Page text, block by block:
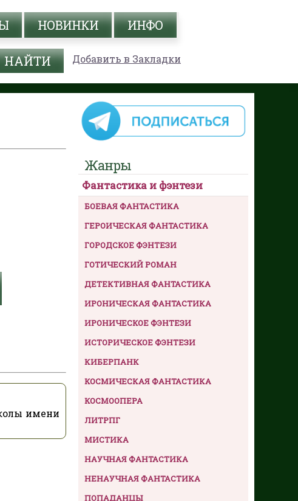
НОВИНКИ ИНФО
Добавить в Закладки
имени
Жанры
Фантастика и фэнтези
БОЕВАЯ ФАНТАСТИКА
ГЕРОИЧЕСКАЯ ФАНТАСТИКА
ГОРОДСКОЕ ФЭНТЕЗИ
ГОТИЧЕСКИЙ РОМАН
ДЕТЕКТИВНАЯ ФАНТАСТИКА
ИРОНИЧЕСКАЯ ФАНТАСТИКА
ИРОНИЧЕСКОЕ ФЭНТЕЗИ
ИСТОРИЧЕСКОЕ ФЭНТЕЗИ
КИБЕРПАНК
КОСМИЧЕСКАЯ ФАНТАСТИКА
КОСМООПЕРА
ЛИТРПГ
МИСТИКА
НАУЧНАЯ ФАНТАСТИКА
НЕНАУЧНАЯ ФАНТАСТИКА
ПОПАДАНЦЫ